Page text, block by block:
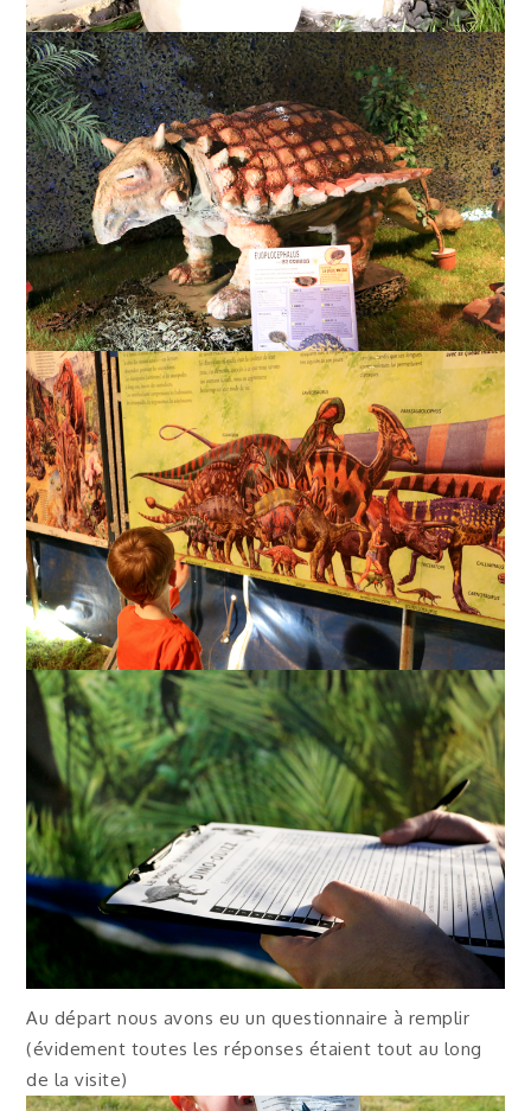
Au départ nous avons eu un questionnaire à remplir
(évidement toutes les réponses étaient tout au long
de la visite)